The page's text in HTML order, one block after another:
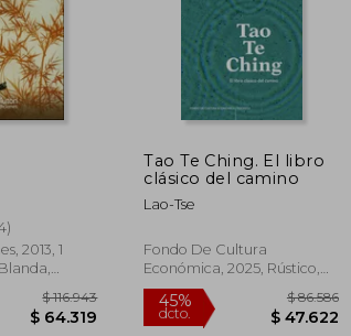
$ 52.355 dcto.
2013, 1
Tao Te Ching. El libro
clásico del camino
Lao-Tse
Fondo De Cultura
Económica, 2025, Rústico,
Nuevo